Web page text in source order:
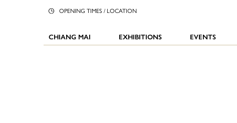
OPENING TIMES / LOCATION
CHIANG MAI EXHIBITIONS EVENTS